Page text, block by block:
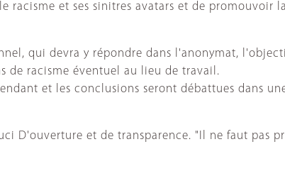
racisme et ses sinitres avatars et de promouvoir
qui devra y répondre dans l'anonymat,
de racisme éventuel au lieu de travail.
et les conclusions seront débattues dans
D'ouverture et de transparence. "Il ne faut pas